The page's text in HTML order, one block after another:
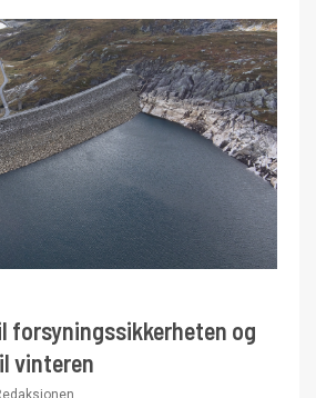
forsyningssikkerheten og
vinteren